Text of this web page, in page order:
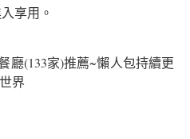
享用。